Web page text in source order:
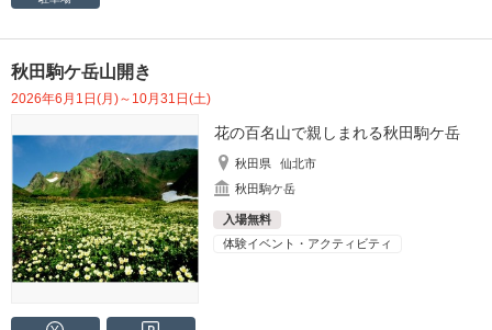
秋田駒ケ岳山開き
2026年6月1日(月)～10月31日(土)
花の百名山で親しまれる秋田駒ケ岳
秋田県
仙北市
秋田駒ケ岳
入場無料
体験イベント・アクティビティ